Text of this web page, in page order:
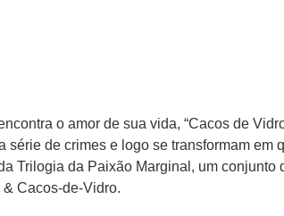
o amor de sua vida, “Cacos de
série de crimes e logo se transformam
Trilogia da Paixão Marginal, um
Cacos-de-Vidro.